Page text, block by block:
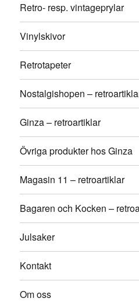
Retro- resp. vintageprylar
Vinylskivor
Retrotapeter
Nostalgishopen –
Ginza – retroartiklar
Övriga produkter hos Ginza
Magasin 11 – retroartiklar
Bagaren och Kocken –
Julsaker
Kontakt
Om oss